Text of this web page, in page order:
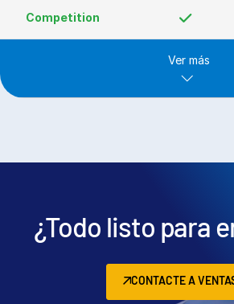
Ver más
¿Todo listo para
CONTACTE A